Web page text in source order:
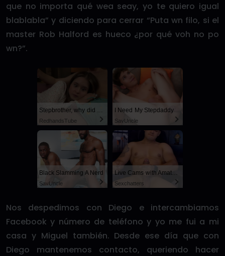
que no importa qué wea seay, yo te quiero igual
blablabla” y diciendo para cerrar “Puta wn filo, si el
master Rob Halford es hueco ¿por qué voh no po
wn?”.
Stepbrother, why did you show me your dick? Now I want to fuck you with my wet pussy
RedhandsTube
I Need My Stepdaddy
SayUncle
Black Slamming A Nerd
SayUncle
Live Cams with Amateur Men
Sexchatters
Nos despedimos con Diego e intercambiamos
Facebook y número de teléfono y yo me fui a mi
casa y Miguel también. Desde ese día que con
Diego mantenemos contacto, queriendo hacer